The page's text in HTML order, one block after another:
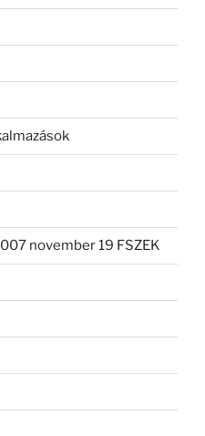
november 19 FSZEK